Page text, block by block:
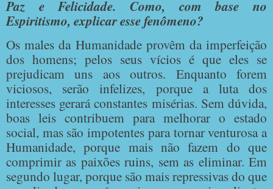
Paz e Felicidade. Como, com base no
Espiritismo, explicar esse fenômeno?
Os males da Humanidade provêm da imperfeição
dos homens; pelos seus vícios é que eles se
prejudicam uns aos outros. Enquanto forem
viciosos, serão infelizes, porque a luta dos
interesses gerará constantes misérias. Sem dúvida,
boas leis contribuem para melhorar o estado
social, mas são impotentes para tornar venturosa a
Humanidade, porque mais não fazem do que
comprimir as paixões ruins, sem as eliminar. Em
segundo lugar, porque são mais repressivas do que